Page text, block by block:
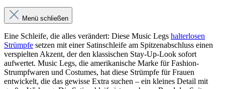
Menü schließen
Eine Schleife, die alles verändert: Diese Music Legs halterlosen
Strümpfe setzen mit einer Satinschleife am Spitzenabschluss einen
verspielten Akzent, der den klassischen Stay-Up-Look sofort
aufwertet. Music Legs, die amerikanische Marke für Fashion-
Strumpfwaren und Costumes, hat diese Strümpfe für Frauen
entwickelt, die das gewisse Extra suchen – ein kleines Detail mit